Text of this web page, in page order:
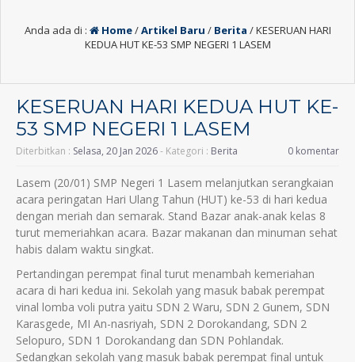
Anda ada di : Home/Artikel Baru / Berita /KESERUAN HARI
KEDUA HUT KE-53 SMP NEGERI 1 LASEM
KESERUAN HARI KEDUA HUT KE-
53 SMP NEGERI 1 LASEM
Diterbitkan : Selasa, 20 Jan 2026- Kategori : Berita 0 komentar
Lasem (20/01) SMP Negeri 1 Lasem melanjutkan serangkaian
acara peringatan Hari Ulang Tahun (HUT) ke-53 di hari kedua
dengan meriah dan semarak. Stand Bazar anak-anak kelas 8
turut memeriahkan acara. Bazar makanan dan minuman sehat
habis dalam waktu singkat.
Pertandingan perempat final turut menambah kemeriahan
acara di hari kedua ini. Sekolah yang masuk babak perempat
vinal lomba voli putra yaitu SDN 2 Waru, SDN 2 Gunem, SDN
Karasgede, MI An-nasriyah, SDN 2 Dorokandang, SDN 2
Selopuro, SDN 1 Dorokandang dan SDN Pohlandak.
Sedangkan sekolah yang masuk babak perempat final untuk